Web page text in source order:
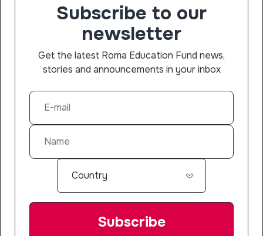
Subscribe to our
newsletter
Get the latest Roma Education Fund news,
stories and announcements in your inbox